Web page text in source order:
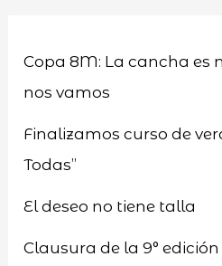
Copa 8M: La cancha es
nos vamos
Finalizamos curso de
Todas”
El deseo no tiene talla
Clausura de la 9°